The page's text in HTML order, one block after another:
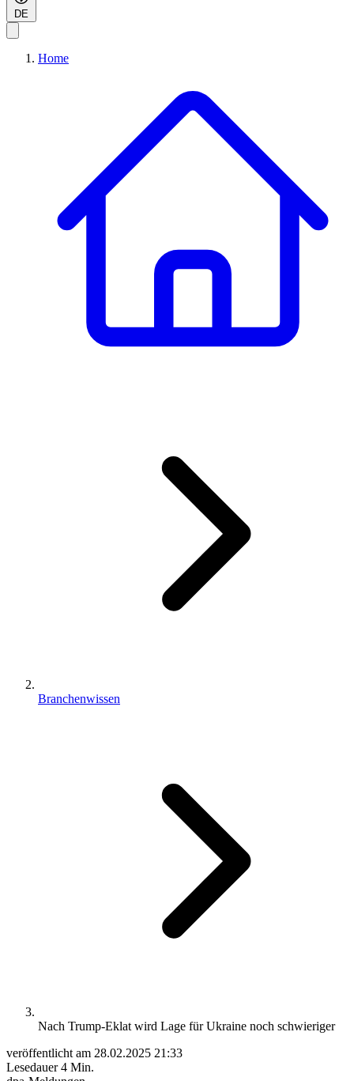
DE
Home
Branchenwissen
Nach Trump-Eklat wird Lage für Ukraine noch schwieriger
veröffentlicht am 28.02.2025 21:33
Lesedauer4 Min.